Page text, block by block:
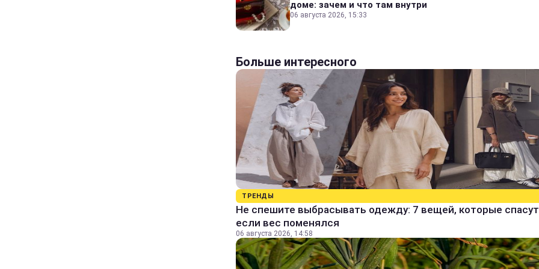
доме: зачем и что там внутри
06 августа 2026, 15:33
Больше интересного
ТРЕНДЫ
Не спешите выбрасывать одежду: 7 вещей, которые
если вес поменялся
06 августа 2026, 14:58